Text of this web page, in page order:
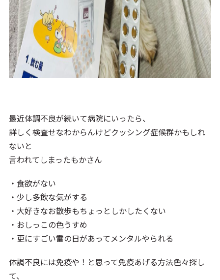
最近体調不良が続いて病院にいったら、
詳しく検査せなわからんけどクッシング症候群かもしれ
ないと
言われてしまったもかさん
・食欲がない
・少し多飲な気がする
・大好きなお散歩もちょっとしかしたくない
・おしっこの色うすめ
・更にすごい雷の日があってメンタルやられる
体調不良には免疫や！と思って免疫あげる方法色々探し
て、